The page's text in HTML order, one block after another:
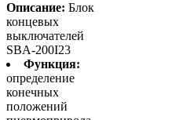
Описание: Блок
концевых
выключателей
SBA-200I23
Функция:
определение
конечных
положений